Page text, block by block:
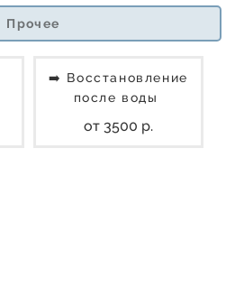
Прочее
➡️ Восстановление
после воды
от 3500 р.